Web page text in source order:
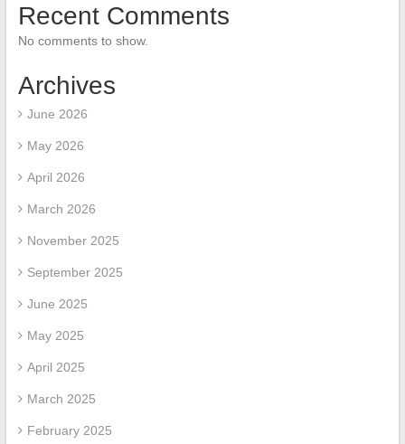
Recent Comments
No comments to show.
Archives
June 2026
May 2026
April 2026
March 2026
November 2025
September 2025
June 2025
May 2025
April 2025
March 2025
February 2025